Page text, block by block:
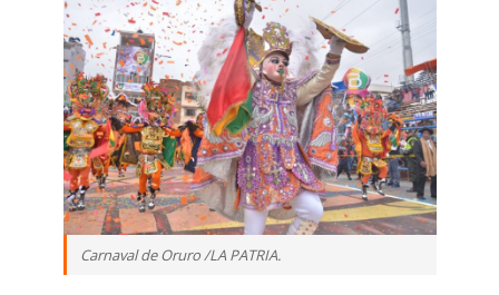
Carnaval de Oruro /LA PATRIA.